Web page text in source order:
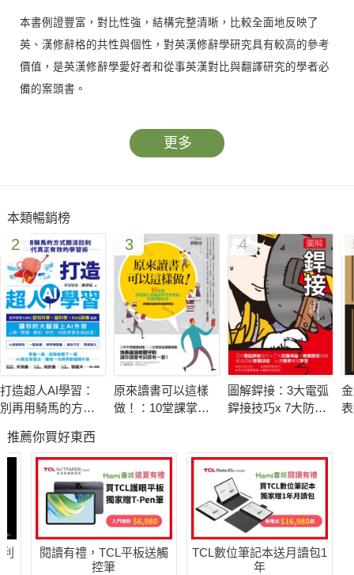
本書例證豐富，對比性強，結構完整清晰，比較全面地反映了
英、漢修辭格的共性與個性，對英漢修辭學研究具有較高的參考
價值，是英漢修辭學愛好者和從事英漢對比與翻譯研究的學者必
備的案頭書。
更多
本類暢銷榜
2
打造超人AI學習：
別再用騎馬的方式
代真正有效的學習
術
3
原來讀書可以這樣
做！：10堂課掌握
系（附補教名師各
科亮點學習法）
4
圖解銲接：3大電弧
銲接技巧x 7大防護
術，火燙精準爆笑
學習
推薦你買好東西
閱讀有禮，TCL平板送觸
控筆
TCL數位筆記本送月讀包1
年